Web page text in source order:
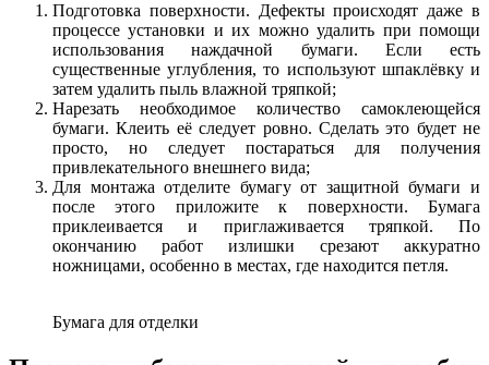
Подготовка поверхности. Дефекты происходят даже в
процессе установки и их можно удалить при помощи
использования наждачной бумаги. Если есть
существенные углубления, то используют шпаклёвку и
затем удалить пыль влажной тряпкой;
Нарезать необходимое количество самоклеющейся
бумаги. Клеить её следует ровно. Сделать это будет не
просто, но следует постараться для получения
привлекательного внешнего вида;
Для монтажа отделите бумагу от защитной бумаги и
после этого приложите к поверхности. Бумага
приклеивается и приглаживается тряпкой. По
окончанию работ излишки срезают аккуратно
ножницами, особенно в местах, где находится петля.
Бумага для отделки